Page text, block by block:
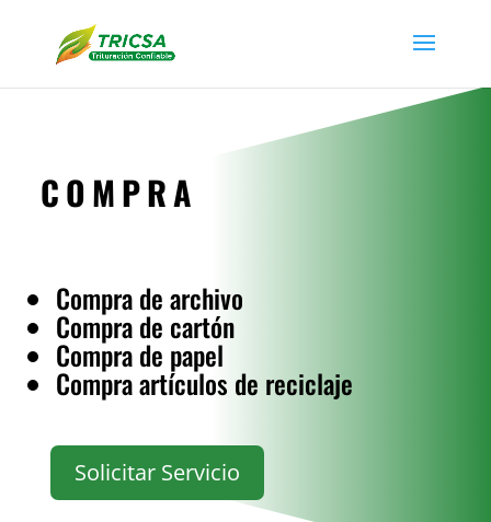
COMPRA
Compra de archivo
Compra de cartón
Compra de papel
Compra artículos de reciclaje
Solicitar Servicio